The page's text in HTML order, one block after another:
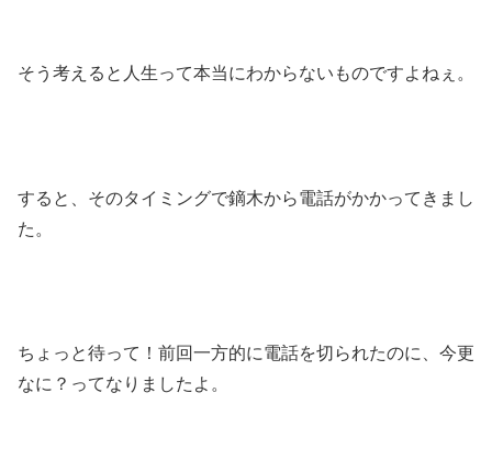
そう考えると人生って本当にわからないものですよねぇ。
すると、そのタイミングで鏑木から電話がかかってきまし
た。
ちょっと待って！前回一方的に電話を切られたのに、今更
なに？ってなりましたよ。